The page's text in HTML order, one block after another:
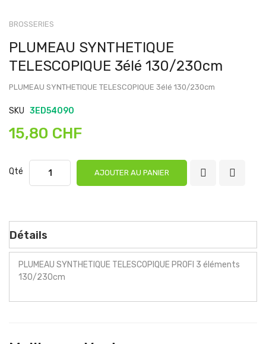
BROSSERIES
PLUMEAU SYNTHETIQUE
TELESCOPIQUE 3élé 130/230cm
PLUMEAU SYNTHETIQUE TELESCOPIQUE 3élé 130/230cm
SKU 3ED54090
15,80 CHF
Qté AJOUTER AU PANIER
Détails
PLUMEAU SYNTHETIQUE TELESCOPIQUE PROFI 3 éléments
130/230cm